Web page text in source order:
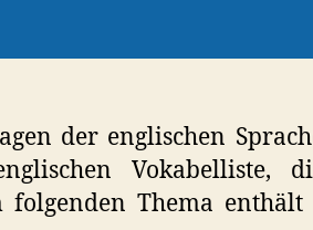
der englischen
Vokabelliste,
Thema